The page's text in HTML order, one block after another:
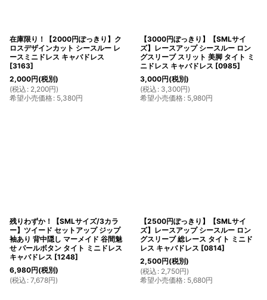
在庫限り！【2000円ぽっきり】ク
ロスデザインカット シースルー レ
ースミニドレス キャバドレス
[3163]
2,000円(税別)
(税込 : 2,200円)
希望小売価格: 5,380円
【3000円ぽっきり】【SMLサイ
ズ】レースアップ シースルー ロン
グスリーブ スリット 美脚 タイト ミ
ニドレス キャバドレス [0985]
3,000円(税別)
(税込 : 3,300円)
希望小売価格: 5,980円
残りわずか！【SMLサイズ/3カラ
ー】ツイード セットアップ ジップ
袖あり 背中隠し マーメイド 谷間魅
せ パールボタン タイト ミニドレス
キャバドレス [1248]
6,980円(税別)
(税込 : 7,678円)
【2500円ぽっきり】【SMLサイ
ズ】レースアップ シースルー ロン
グスリーブ 総レース タイト ミニド
レス キャバドレス [0814]
2,500円(税別)
(税込 : 2,750円)
希望小売価格: 5,680円